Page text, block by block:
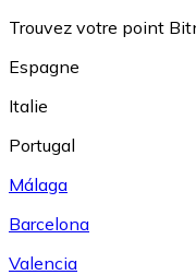
Trouvez votre point
Espagne
Italie
Portugal
Málaga
Barcelona
Valencia